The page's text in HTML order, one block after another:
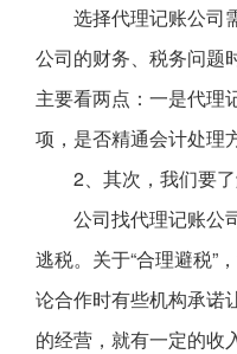
选择代理记账公司
公司的财务、税务问题
主要看两点：一是代理
项，是否精通会计处理
2、其次，我们要
公司找代理记账公
逃税。关于“合理避税”
论合作时有些机构承诺
的经营，就有一定的收